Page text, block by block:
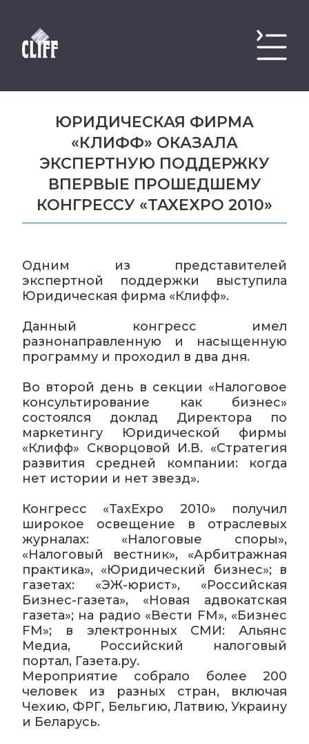
ЮРИДИЧЕСКАЯ ФИРМА
«КЛИФФ» ОКАЗАЛА
ЭКСПЕРТНУЮ ПОДДЕРЖКУ
ВПЕРВЫЕ ПРОШЕДШЕМУ
КОНГРЕССУ «TAXEXPO 2010»
Одним из представителей
экспертной поддержки выступила
Юридическая фирма «Клифф».
Данный конгресс имел
разнонаправленную и насыщенную
программу и проходил в два дня.
Во второй день в секции «Налоговое
консультирование как бизнес»
состоялся доклад Директора по
маркетингу Юридической фирмы
«Клифф» Скворцовой И.В. «Стратегия
развития средней компании: когда
нет истории и нет звезд».
Конгресс «TaxExpo 2010» получил
широкое освещение в отраслевых
журналах: «Налоговые споры»,
«Налоговый вестник», «Арбитражная
практика», «Юридический бизнес»; в
газетах: «ЭЖ-юрист», «Российская
Бизнес-газета», «Новая адвокатская
газета»; на радио «Вести FM», «Бизнес
FM»; в электронных СМИ: Альянс
Медиа, Российский налоговый
портал, Газета.ру.
Мероприятие собрало более 200
человек из разных стран, включая
Чехию, ФРГ, Бельгию, Латвию, Украину
и Беларусь.